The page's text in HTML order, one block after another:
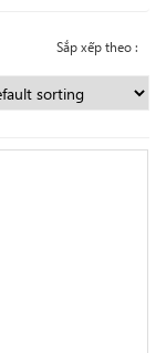
Sắp xếp theo :